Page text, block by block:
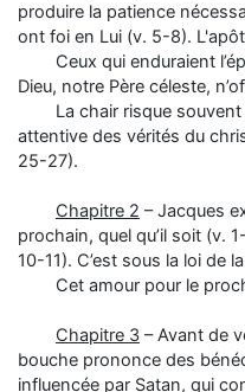
produire la patience
ont foi en Lui (v. 5-8).
Ceux qui enduraient
Dieu, notre Père céleste,
La chair risque
attentive des vérités du
25-27).
Chapitre 2 – Jacques
prochain, quel qu’il soit (v.
10-11). C’est sous la loi de
Cet amour pour le
Chapitre 3 – Avant de
bouche prononce des
influencée par Satan, qui